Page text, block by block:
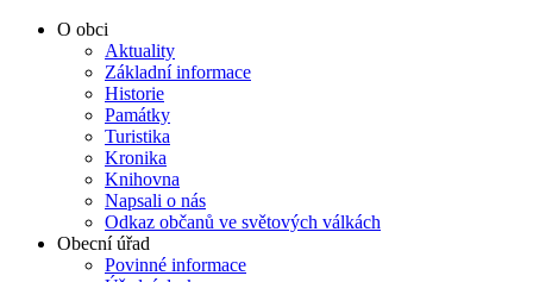
O obci
Aktuality
Základní informace
Historie
Památky
Turistika
Kronika
Knihovna
Napsali o nás
Odkaz občanů ve světových válkách
Obecní úřad
Povinné informace